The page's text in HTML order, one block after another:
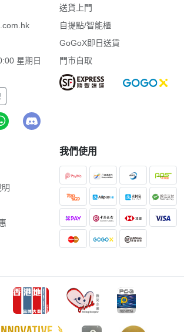
星期日
送貨上門
自提點/智能櫃
GoGoX即日送貨
門市自取
我們使用